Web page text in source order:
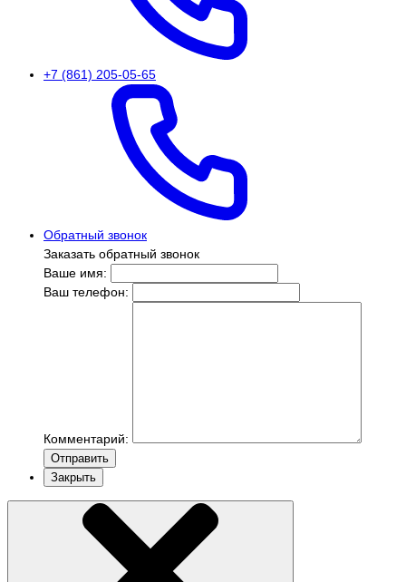
+7 (861) 205-05-65
Обратный звонок
Заказать обратный звонок
Ваше имя:
Ваш телефон:
Комментарий:
Отправить
Закрыть